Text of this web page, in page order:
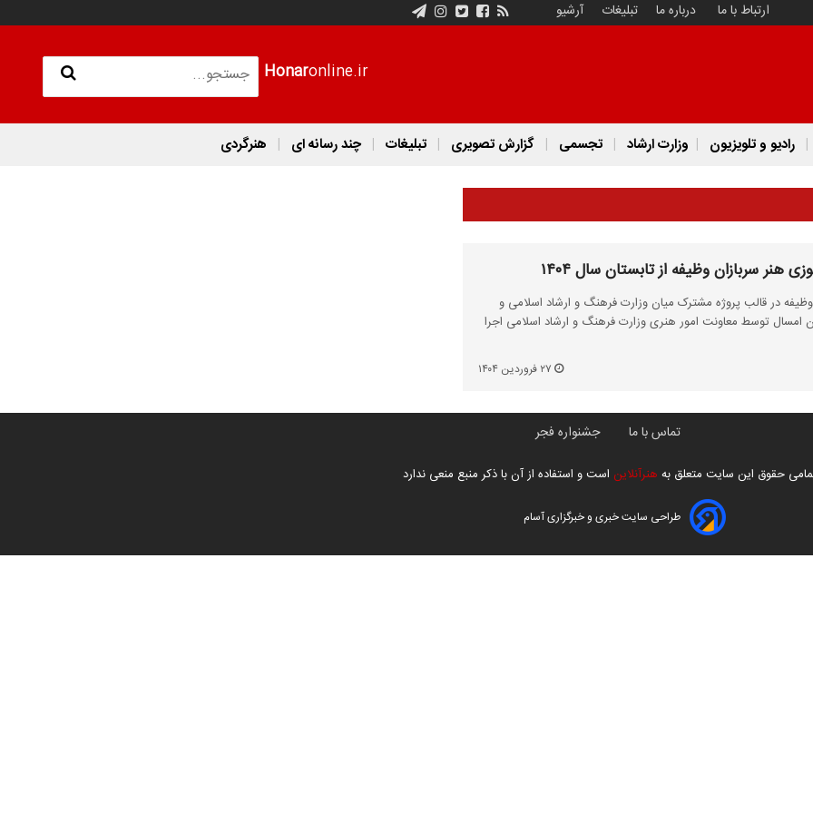
ارتباط با ما درباره ما تبلیغات آرشیو
Honaronline.ir
رادیو و تلویزیون وزارت ارشاد تجسمی گزارش تصویری تبلیغات چند رسانه ای هنرگردی
هنر سربازان وظیفه از تابستان سال ۱۴۰۴
در قالب پروژه مشترک میان وزارت فرهنگ و ارشاد اسلامی و
امسال توسط معاونت امور هنری وزارت فرهنگ و ارشاد اسلامی اجرا
تماس با ما جشنواره فجر
حقوق این سایت متعلق به هنرآنلاین است و استفاده از آن با ذکر منبع منعی ندارد
طراحی سایت خبری و خبرگزاری آسام